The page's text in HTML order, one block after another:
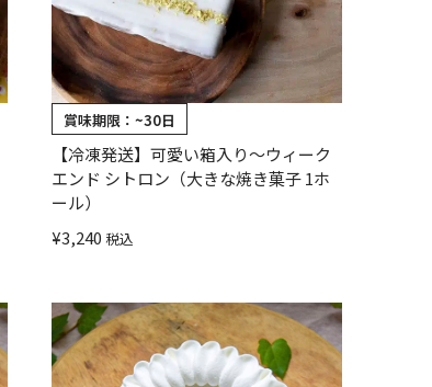
賞味期限： ~30日
【冷凍発送】可愛い箱入り〜ウィーク
エンド シトロン（大きな焼き菓子 1ホ
ール）
¥3,240 税込